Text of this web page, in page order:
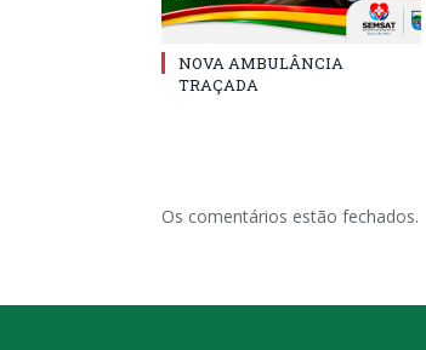
NOVA AMBULÂNCIA
TRAÇADA
Os comentários estão fechados.